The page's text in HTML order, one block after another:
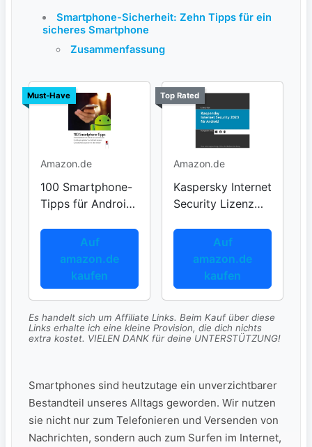
Smartphone-Sicherheit: Zehn Tipps für ein
sicheres Smartphone
Zusammenfassung
Must-Have
Amazon.de
100 Smartphone-
Tipps für Android-
Auf
amazon.de
kaufen
Top Rated
Amazon.de
Kaspersky Internet
Security Lizenz
Auf
amazon.de
kaufen
Es handelt sich um Affiliate Links. Beim Kauf über diese
Links erhalte ich eine kleine Provision, die dich nichts
extra kostet. VIELEN DANK für deine UNTERSTÜTZUNG!
Smartphones sind heutzutage ein unverzichtbarer
Bestandteil unseres Alltags geworden. Wir nutzen
sie nicht nur zum Telefonieren und Versenden von
Nachrichten, sondern auch zum Surfen im Internet,